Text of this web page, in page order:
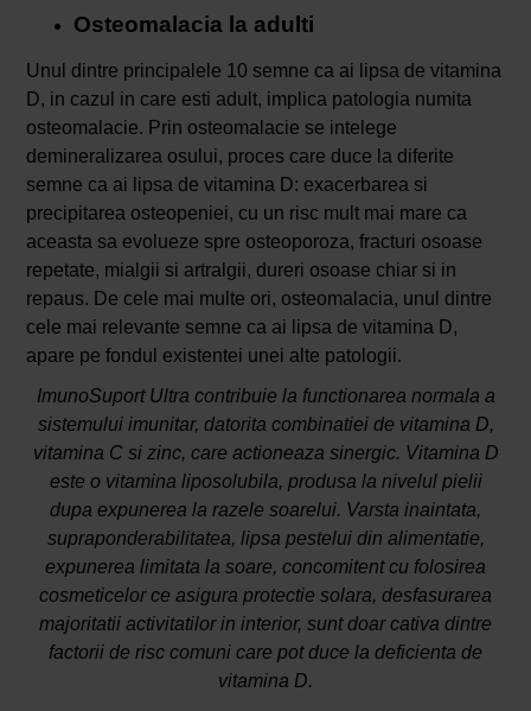
Osteomalacia la adulti
Unul dintre principalele 10 semne ca ai lipsa de vitamina
D, in cazul in care esti adult, implica patologia numita
osteomalacie. Prin osteomalacie se intelege
demineralizarea osului, proces care duce la diferite
semne ca ai lipsa de vitamina D: exacerbarea si
precipitarea osteopeniei, cu un risc mult mai mare ca
aceasta sa evolueze spre osteoporoza, fracturi osoase
repetate, mialgii si artralgii, dureri osoase chiar si in
repaus. De cele mai multe ori, osteomalacia, unul dintre
cele mai relevante semne ca ai lipsa de vitamina D,
apare pe fondul existentei unei alte patologii.
ImunoSuport Ultra contribuie la functionarea normala a
sistemului imunitar, datorita combinatiei de vitamina D,
vitamina C si zinc, care actioneaza sinergic. Vitamina D
este o vitamina liposolubila, produsa la nivelul pielii
dupa expunerea la razele soarelui. Varsta inaintata,
supraponderabilitatea, lipsa pestelui din alimentatie,
expunerea limitata la soare, concomitent cu folosirea
cosmeticelor ce asigura protectie solara, desfasurarea
majoritatii activitatilor in interior, sunt doar cativa dintre
factorii de risc comuni care pot duce la deficienta de
vitamina D.